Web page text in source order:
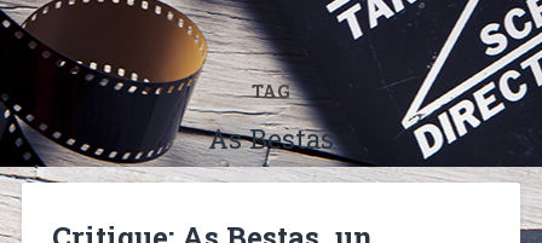
TAG
As Bestas